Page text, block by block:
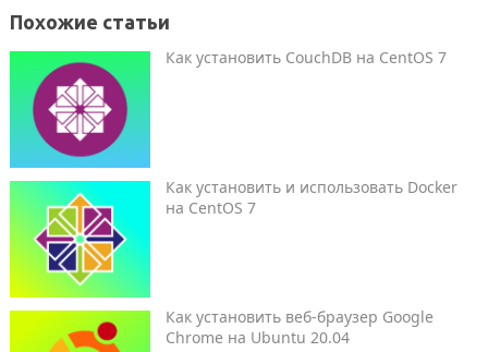
Похожие статьи
Как установить CouchDB на CentOS 7
Как установить и использовать Docker
на CentOS 7
Как установить веб-браузер Google
Chrome на Ubuntu 20.04